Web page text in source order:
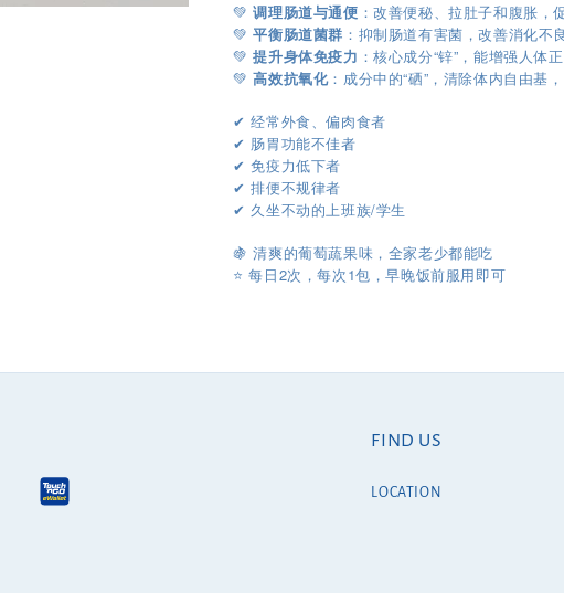
💚 调理肠道与通便 ：改善便秘、拉肚子和腹胀，
💚 平衡肠道菌群 ：抑制肠道有害菌，改善消化不良
💚 提升身体免疫力 ：核心成分“锌”，能增强人体
💚 高效抗氧化：成分中的“硒”，清除体内自由基
✔︎ 经常外食、偏肉食者
✔︎ 肠胃功能不佳者
✔︎ 免疫力低下者
✔︎ 排便不规律者
✔︎ 久坐不动的上班族/学生
🍇 清爽的葡萄蔬果味，全家老少都能吃
⭐️ 每日 2次，每次 1包，早晚饭前服用即可
FIND US
LOCATION